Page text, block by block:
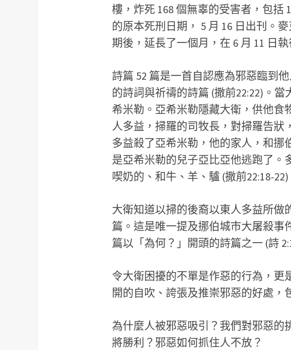
樓，炸死 168 個無辜的受害者，包括
的原本死刑日期， 5 月 16 日出刊。
期後，延長了一個月，在 6 月 11 日執
詩篇 52 篇是一首自認應為邪惡臨到
的詩詞與祈禱的詩篇 (撒前22:22)。
希米勒。亞希米勒隱藏大衛，供他食
人多益，掃羅的司牧長，對掃羅告
多益殺了亞希米勒，他的家人，和挪
是亞希米勒的兒子亞比亞他逃跑了。
喫奶的、和牛、羊、驢 (撒前22:18-22)
大衛知道以掃的後裔以東人多益所
篇。這是唯一提及挪伯城市大屠殺事
篇以「為何？」開頭的詩篇之一 (詩
令大衛困擾的不單是作惡的行為，
開的自吹、誇張及推崇邪惡的好處，
為什麼人被邪惡吸引？我們對邪惡的
將勝利？邪惡如何抓住人不放？